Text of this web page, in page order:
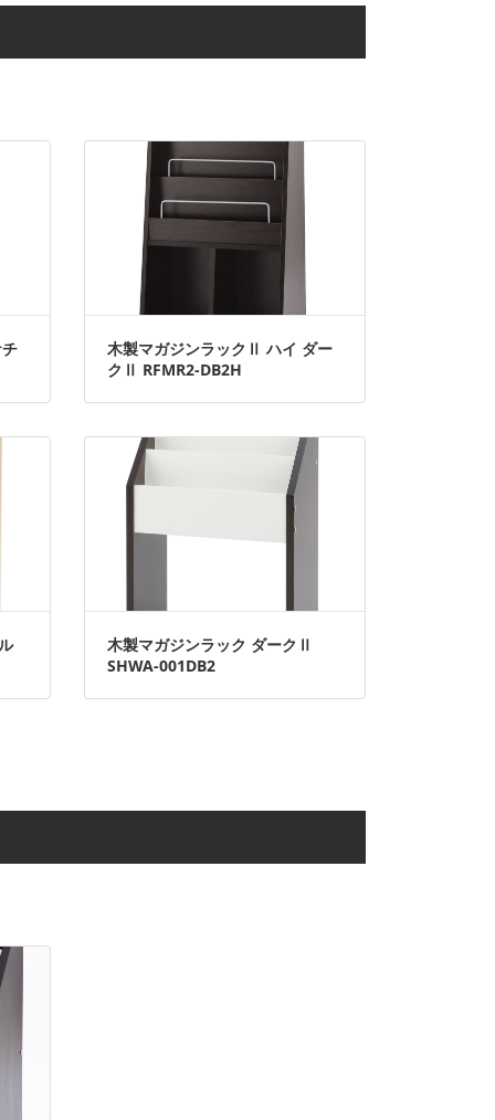
木製マガジンラックⅡ ハイ ダー
クⅡ RFMR2-DB2H
木製マガジンラック ダークⅡ
SHWA-001DB2